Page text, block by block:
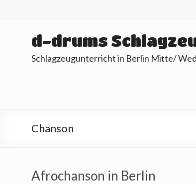
d-drums
Schlagzeugunterricht in Berlin Mitte/
Chanson
Afrochanson in Berlin